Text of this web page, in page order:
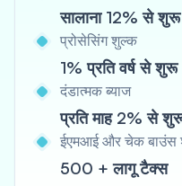
सालाना 12% से शुरू
प्रोसेसिंग शुल्क
1% प्रति वर्ष से शुरू
दंडात्मक ब्याज
प्रति माह 2% से
ईएमआई और चेक बाउंस
500 + लागू टैक्स